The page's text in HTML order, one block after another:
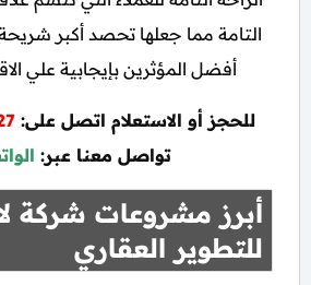
التامة مما جعلها تحصد أكبر
أفضل المؤثرين بإيجابية علي
للحجز أو الاستعلام اتصل على:
تواصل معنا عبر:
أبرز مشروعات شركة
للتطوير العقاري